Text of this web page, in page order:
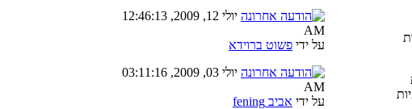
יולי 12, 2009, 12:46:13
AM
על ידי פשוט ברוידא
יולי 03, 2009, 03:11:16
AM
על ידי אביב fening